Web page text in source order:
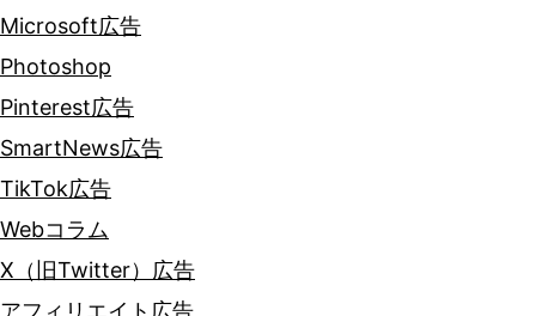
Microsoft広告
Photoshop
Pinterest広告
SmartNews広告
TikTok広告
Webコラム
X（旧Twitter）広告
アフィリエイト広告